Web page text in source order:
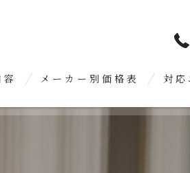
メーカー別価格表 対応